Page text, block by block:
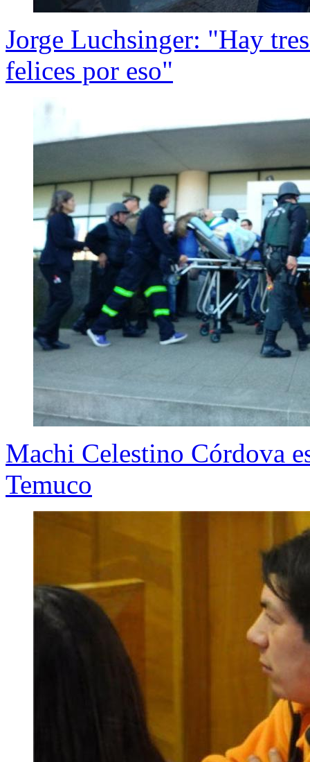
Jorge Luchsinger: "Hay
felices por eso"
Machi Celestino Córdova
Temuco